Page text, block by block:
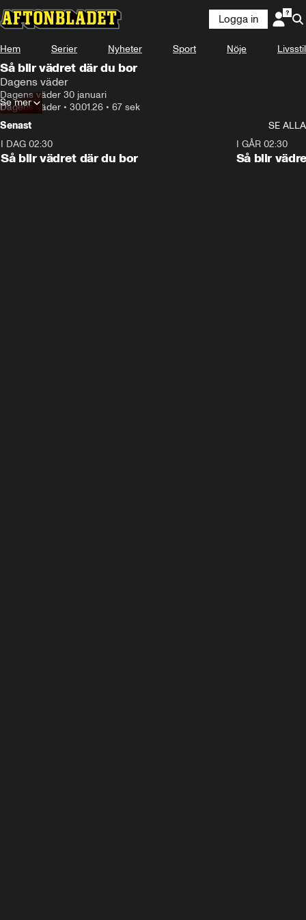
Logga in
Hem Serier Nyheter Sport Nöje Livsstil
Så blir vädret där du bor
Dagens väder
Dagens väder 30 januari
Dagens väder • 30.01.26 • 67 sek
Se mer
Senast
SE ALLA
I DAG 02:30
Så blir vädret där du bor
I GÅR 02:30
Så blir